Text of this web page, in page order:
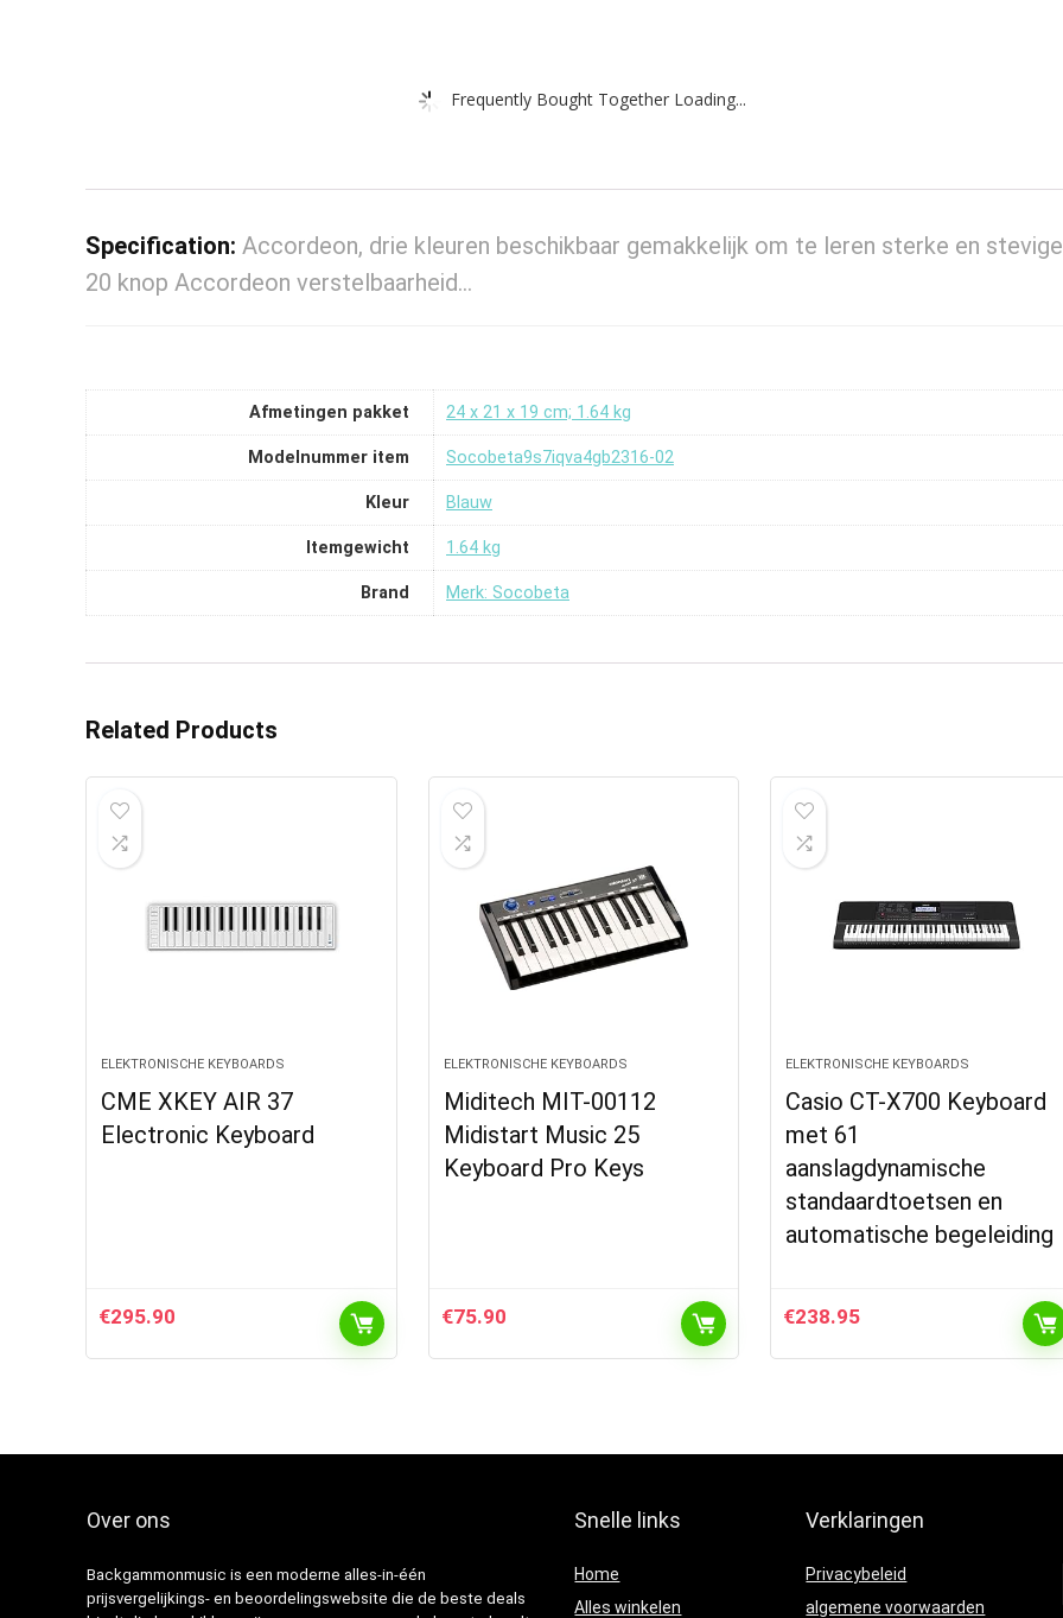
Frequently Bought Together Loading...
Specification: Accordeon, drie kleuren beschikbaar gemakkelijk om te leren sterke en stevige
20 knop Accordeon verstelbaarheid…
Afmetingen pakket ‎24 x 21 x 19 cm; 1.64 kg
Modelnummer item ‎Socobeta9s7iqva4gb2316-02
Kleur ‎Blauw
Itemgewicht ‎1.64 kg
Brand Merk: Socobeta
Related Products
ELEKTRONISCHE KEYBOARDS
CME XKEY AIR 37
Electronic Keyboard
€295.90
ELEKTRONISCHE KEYBOARDS
Miditech MIT-00112
Midistart Music 25
Keyboard Pro Keys
€75.90
ELEKTRONISCHE KEYBOARDS
Casio CT-X700 Keyboard
met 61
aanslagdynamische
standaardtoetsen en
automatische begeleiding
€238.95
Over ons
Backgammonmusic is een moderne alles-in-één
prijsvergelijkings- en beoordelingswebsite die de beste deals
Snelle links
Home
Alles winkelen
Verklaringen
Privacybeleid
algemene voorwaarden